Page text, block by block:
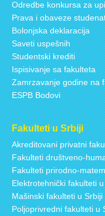
Odredbe konkursa za
Prava i obaveze
Bolonjska deklaracija
Saveti uspešnih
Studentski krediti
Ispisivanje sa fakulteta
Zamrzavanje godine na
ESPB Bodovi
Fakulteti u Srbiji
Akreditovani privatni
Fakulteti društveno-
Fakulteti prirodno-
Elektrotehnički fakulteti
Mašinski fakulteti u Srbiji
Poljoprivredni fakulteti u